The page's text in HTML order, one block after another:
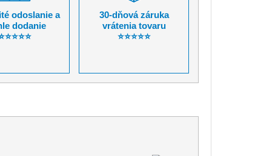
odoslanie a
dodanie
30-dňová záruka
vrátenia tovaru
⭐⭐⭐⭐⭐